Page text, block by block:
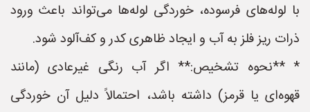
با لوله‌های فرسوده، خوردگی لوله‌ها می‌تواند باعث ورود
ذرات ریز فلز به آب و ایجاد ظاهری کدر و کف‌آلود شود.
* **نحوه تشخیص:** اگر آب رنگی غیرعادی (مانند
قهوه‌ای یا قرمز) داشته باشد، احتمالاً دلیل آن خوردگی